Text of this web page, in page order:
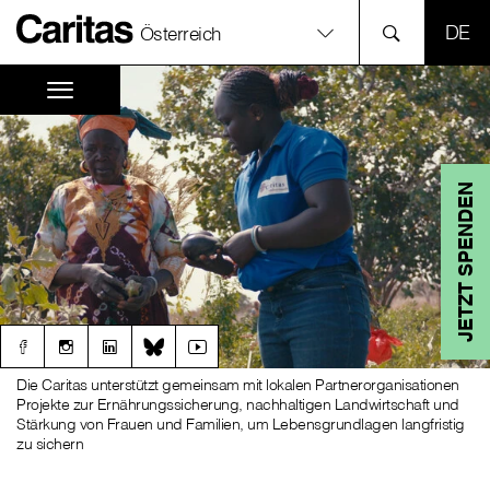
Österreich
JETZT SPENDEN
Die Caritas unterstützt gemeinsam mit lokalen Partnerorganisationen
Projekte zur Ernährungssicherung, nachhaltigen Landwirtschaft und
Stärkung von Frauen und Familien, um Lebensgrundlagen langfristig
zu sichern